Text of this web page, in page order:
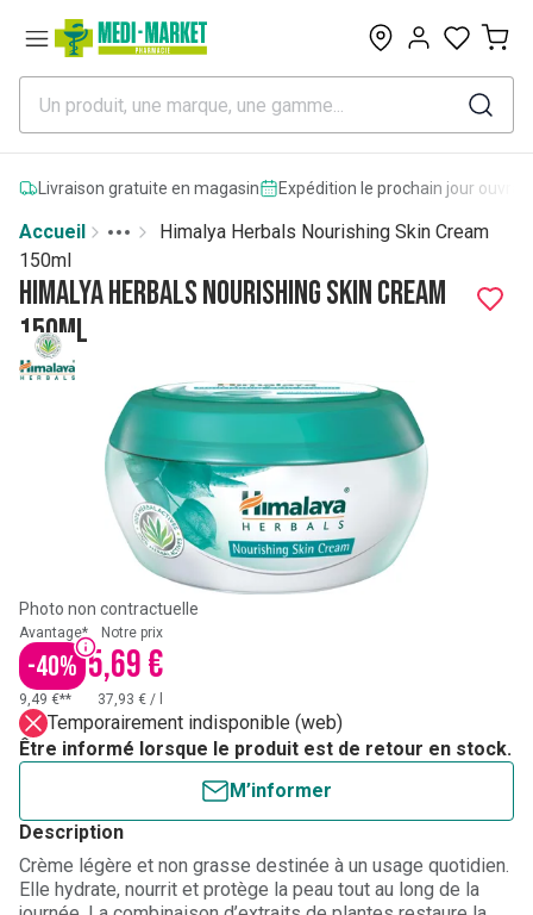
0
Livraison gratuite en magasin Expédition le prochain jour
Accueil
More
Toggle menu
Himalya Herbals Nourishing Skin Cream
150ml
Himalya Herbals Nourishing Skin Cream
150ml
Photo non contractuelle
Avantage*
-40%
Notre prix
5,69 €
9,49 €** 37,93 € /
Temporairement indisponible (web)
Être informé lorsque le produit est de retour en stock.
M’informer
Description
Crème légère et non grasse destinée à un usage quotidien.
Elle hydrate, nourrit et protège la peau tout au long de la